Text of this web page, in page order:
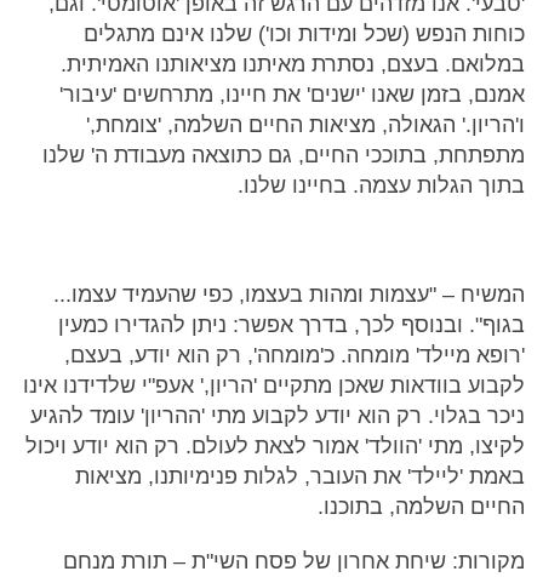
כוחות הנפש (שכל ומידות וכו') שלנו אינם מתגלים
במלואם. בעצם, נסתרת מאיתנו מציאותנו האמיתית.
אמנם, בזמן שאנו 'ישנים' את חיינו, מתרחשים 'עיבור'
ו'הריון.' הגאולה, מציאות החיים השלמה, 'צומחת,'
מתפתחת, בתוככי החיים, גם כתוצאה מעבודת ה' שלנו
בתוך הגלות עצמה. בחיינו שלנו.
המשיח – "עצמות ומהות בעצמו, כפי שהעמיד עצמו...
בגוף". ובנוסף לכך, בדרך אפשר: ניתן להגדירו כמעין
'רופא מיילד' מומחה. כ'מומחה', רק הוא יודע, בעצם,
לקבוע בוודאות שאכן מתקיים 'הריון,' אעפ"י שלדידנו אינו
ניכר בגלוי. רק הוא יודע לקבוע מתי 'ההריון' עומד להגיע
לקיצו, מתי 'הוולד' אמור לצאת לעולם. רק הוא יודע ויכול
באמת 'ליילד' את העובר, לגלות פנימיותנו, מציאות
החיים השלמה, בתוכנו.
מקורות: שיחת אחרון של פסח השי"ת – תורת מנחם